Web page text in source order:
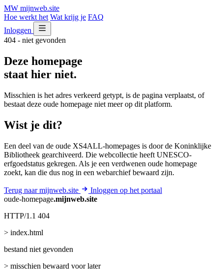
MW mijnweb.site
Hoe werkt het Wat krijg je FAQ
Inloggen
404 - niet gevonden
Deze homepage
staat hier niet.
Misschien is het adres verkeerd getypt, is de pagina verplaatst, of
bestaat deze oude homepage niet meer op dit platform.
Wist je dit?
Een deel van de oude XS4ALL-homepages is door de Koninklijke
Bibliotheek gearchiveerd. Die webcollectie heeft UNESCO-
erfgoedstatus gekregen. Als je een verdwenen oude homepage
zoekt, kan die dus nog in een webarchief bewaard zijn.
Terug naar mijnweb.site
Inloggen op het portaal
oude-homepage.mijnweb.site
HTTP/1.1 404
> index.html
bestand niet gevonden
> misschien bewaard voor later